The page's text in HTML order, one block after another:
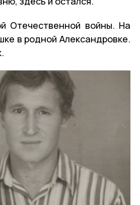
Отечественной войны. На
в родной Александровке.